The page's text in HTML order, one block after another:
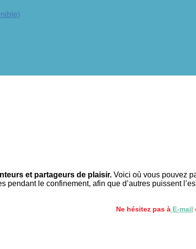
et partageurs de plaisir. Voici où vous pouvez
le confinement, afin que d’autres puissent
Ne hésitez pas à E-mail